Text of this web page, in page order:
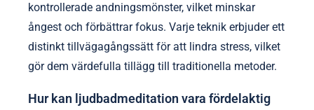
kontrollerade andningsmönster, vilket minskar
ångest och förbättrar fokus. Varje teknik erbjuder ett
distinkt tillvägagångssätt för att lindra stress, vilket
gör dem värdefulla tillägg till traditionella metoder.
Hur kan ljudbadmeditation vara fördelaktig